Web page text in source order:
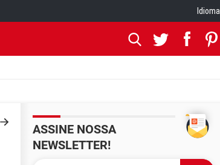
Idioma
ASSINE NOSSA
NEWSLETTER!